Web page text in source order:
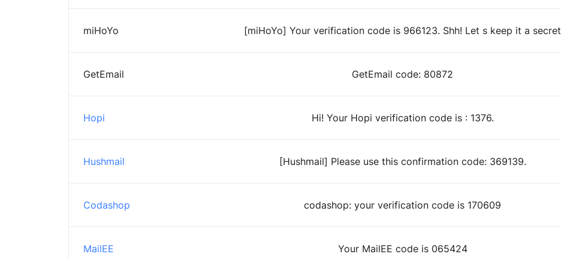
miHoYo [miHoYo] Your verification code is 966123. Shh! Let s keep it a secret
GetEmail GetEmail code: 80872
Hopi Hi! Your Hopi verification code is : 1376.
Hushmail [Hushmail] Please use this confirmation code: 369139.
Codashop codashop: your verification code is 170609
MailEE Your MailEE code is 065424